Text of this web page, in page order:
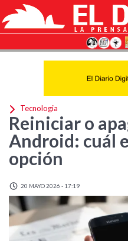
Tecnologia
Reiniciar o
Android: cuál
opción
20 MAYO 2026 - 17:19